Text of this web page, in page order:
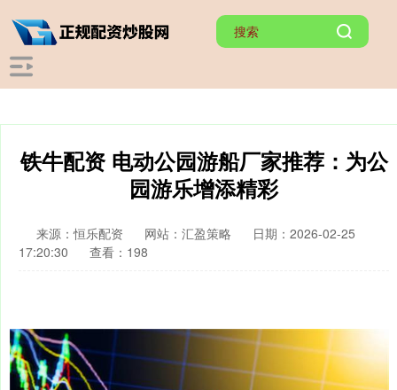
铁牛配资 电动公园游船厂家推荐：为公
园游乐增添精彩
来源：恒乐配资 网站：汇盈策略
日期：2026-02-25
17:20:30
查看：198